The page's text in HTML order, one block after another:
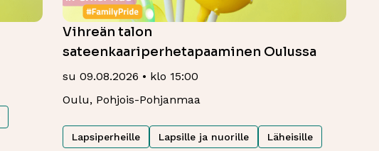
Vihreän talon
sateenkaariperhetapaaminen Oulussa
su 09.08.2026 • klo 15:00
Oulu, Pohjois-Pohjanmaa
Lapsiperheille Lapsille ja nuorille Läheisille